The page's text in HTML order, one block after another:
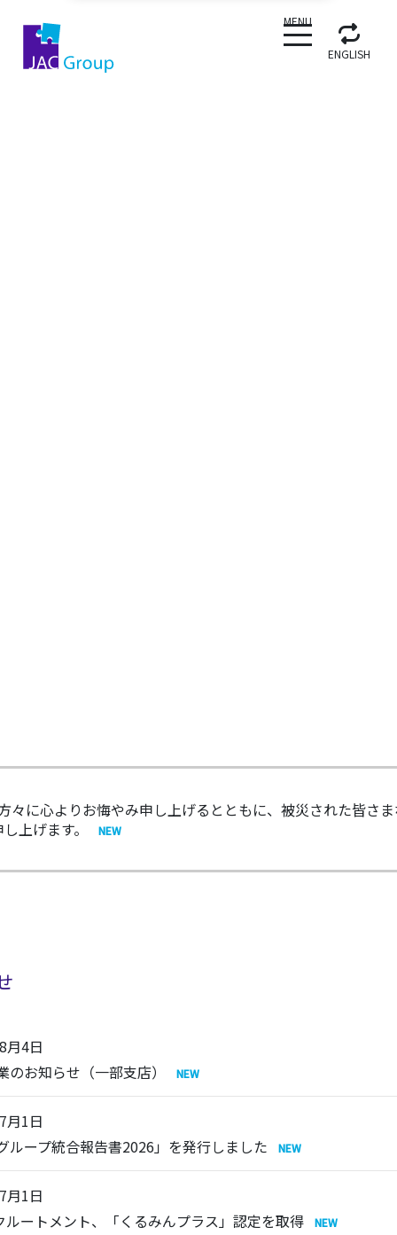
MENU
ENGLISH
に心よりお悔やみ申し上げるとともに、被災された皆さ
上げます。
月4日
のお知らせ（一部支店）
月1日
ループ統合報告書2026」を発行しました
月1日
ルートメント、「くるみんプラス」認定を取得